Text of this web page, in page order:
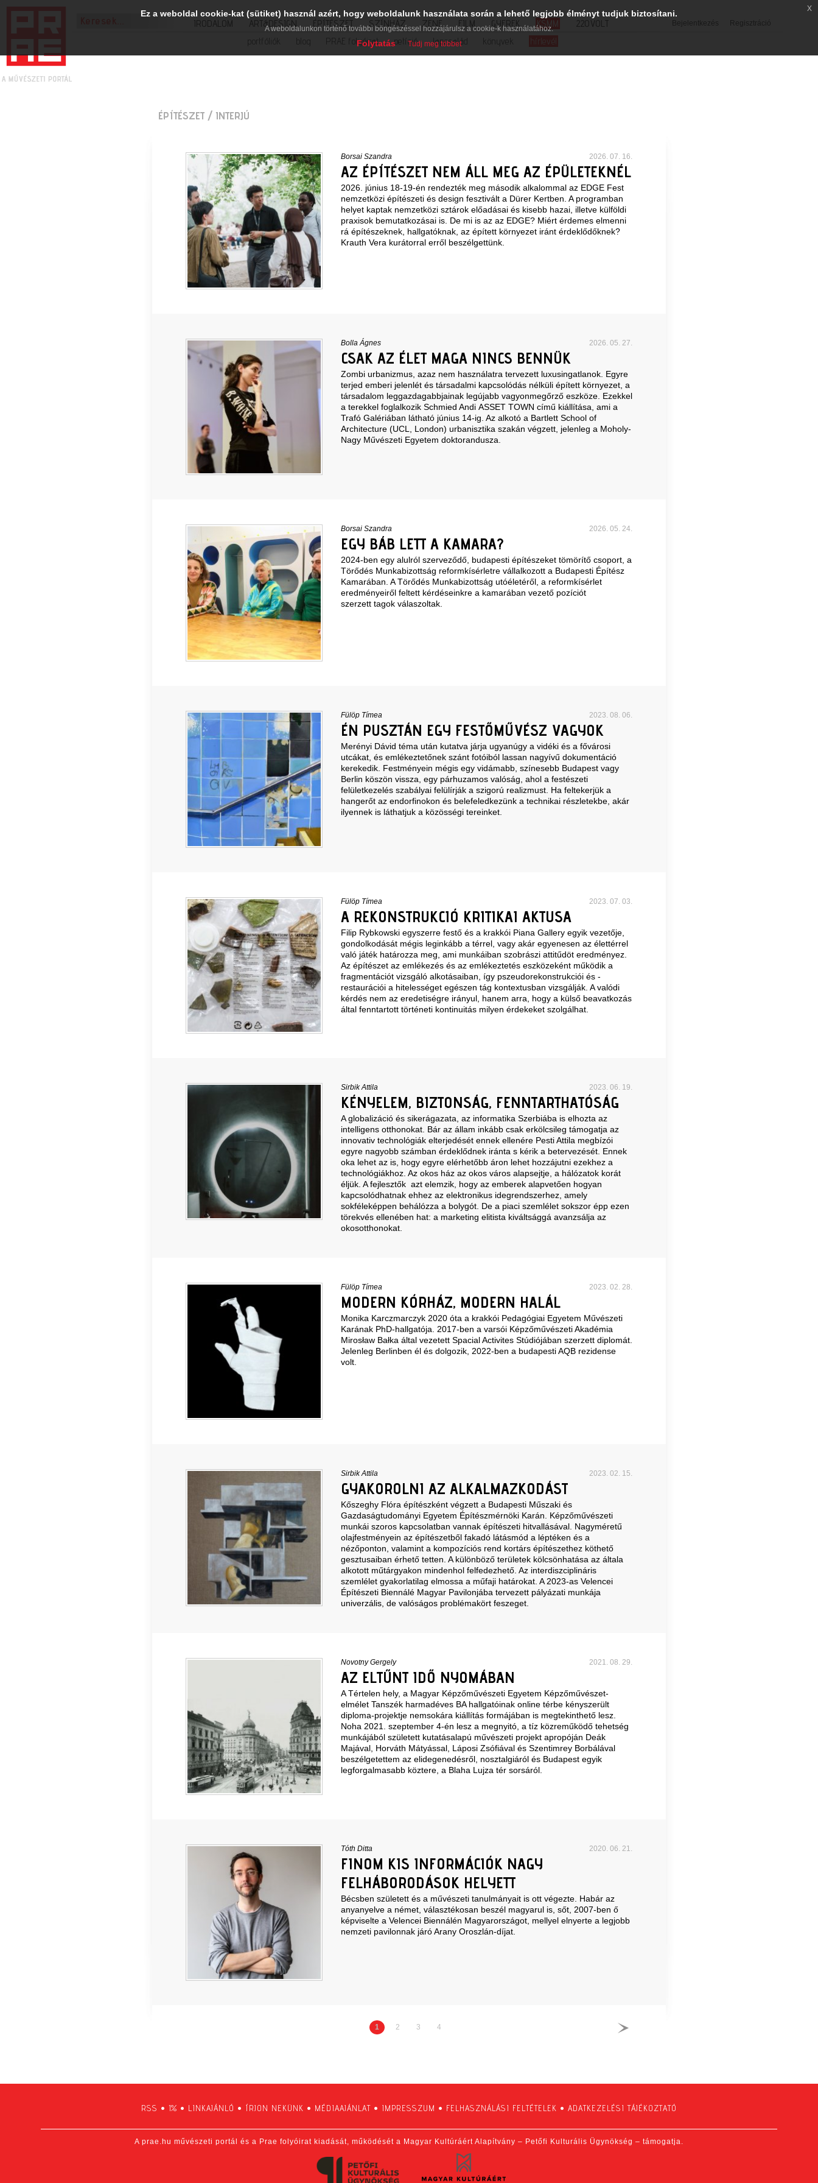
Bejelentkezés Regisztráció
IRODALOM ART&DESIGN ÉPÍTÉSZET SZÍNHÁZ ZENE FILM GYEREK KSMM
220VOLT
portfóliók
PRAE folyóirat petíció lapcsalád könyvek hírlevél
ÉPÍTÉSZET / INTERJÚ
Borsai Szandra 2026. 07. 16.
AZ ÉPÍTÉSZET NEM ÁLL MEG AZ ÉPÜLETEKNÉL
2026. június 18-19-én rendezték meg második alkalommal az EDGE Fest
nemzetközi építészeti és design fesztivált a Dürer Kertben. A programban
helyet kaptak nemzetközi sztárok előadásai és kisebb hazai, illetve külföldi
praxisok bemutatkozásai is. De mi is az az EDGE? Miért érdemes elmenni
rá építészeknek, hallgatóknak, az épített környezet iránt érdeklődőknek?
Krauth Vera kurátorral erről beszélgettünk.
Bolla Ágnes 2026. 05. 27.
CSAK AZ ÉLET MAGA NINCS BENNÜK
Zombi urbanizmus, azaz nem használatra tervezett luxusingatlanok. Egyre
terjed emberi jelenlét és társadalmi kapcsolódás nélküli épített környezet, a
társadalom leggazdagabbjainak legújabb vagyonmegőrző eszköze. Ezekkel
a terekkel foglalkozik Schmied Andi ASSET TOWN című kiállítása, ami a
Trafó Galériában látható június 14-ig. Az alkotó a Bartlett School of
Architecture (UCL, London) urbanisztika szakán végzett, jelenleg a Moholy-
Nagy Művészeti Egyetem doktorandusza.
Borsai Szandra 2026. 05. 24.
EGY BÁB LETT A KAMARA?
2024-ben egy alulról szerveződő, budapesti építészeket tömörítő csoport, a
Törődés Munkabizottság reformkísérletre vállalkozott a Budapesti Építész
Kamarában. A Törődés Munkabizottság utóéletéről, a reformkísérlet
eredményeiről feltett kérdéseinkre a kamarában vezető pozíciót
szerzett tagok válaszoltak.
Fülöp Tímea 2023. 08. 06.
ÉN PUSZTÁN EGY FESTŐMŰVÉSZ VAGYOK
Merényi Dávid téma után kutatva járja ugyanúgy a vidéki és a fővárosi
utcákat, és emlékeztetőnek szánt fotóiból lassan nagyívű dokumentáció
kerekedik. Festményein mégis egy vidámabb, színesebb Budapest vagy
Berlin köszön vissza, egy párhuzamos valóság, ahol a festészeti
felületkezelés szabályai felülírják a szigorú realizmust. Ha feltekerjük a
hangerőt az endorfinokon és belefeledkezünk a technikai részletekbe, akár
ilyennek is láthatjuk a közösségi tereinket.
Fülöp Tímea 2023. 07. 03.
A REKONSTRUKCIÓ KRITIKAI AKTUSA
Filip Rybkowski egyszerre festő és a krakkói Piana Gallery egyik vezetője,
gondolkodását mégis leginkább a térrel, vagy akár egyenesen az élettérrel
való játék határozza meg, ami munkáiban szobrászi attitűdöt eredményez.
Az építészet az emlékezés és az emlékeztetés eszközeként működik a
fragmentációt vizsgáló alkotásaiban, így pszeudorekonstrukciói és -
restaurációi a hitelességet egészen tág kontextusban vizsgálják. A valódi
kérdés nem az eredetiségre irányul, hanem arra, hogy a külső beavatkozás
által fenntartott történeti kontinuitás milyen érdekeket szolgálhat.
Sirbik Attila 2023. 06. 19.
KÉNYELEM, BIZTONSÁG, FENNTARTHATÓSÁG
A globalizáció és sikerágazata, az informatika Szerbiába is elhozta az
intelligens otthonokat. Bár az állam inkább csak erkölcsileg támogatja az
innovativ technológiák elterjedését ennek ellenére Pesti Attila megbízói
egyre nagyobb számban érdeklődnek iránta s kérik a betervezését. Ennek
oka lehet az is, hogy egyre elérhetőbb áron lehet hozzájutni ezekhez a
technológiákhoz. Az okos ház az okos város alapsejtje, a hálózatok korát
éljük. A fejlesztők azt elemzik, hogy az emberek alapvetően hogyan
kapcsolódhatnak ehhez az elektronikus idegrendszerhez, amely
sokféleképpen behálózza a bolygót. De a piaci szemlélet sokszor épp ezen
törekvés ellenében hat: a marketing elitista kiváltsággá avanzsálja az
okosotthonokat.
Fülöp Tímea 2023. 02. 28.
MODERN KÓRHÁZ, MODERN HALÁL
Monika Karczmarczyk 2020 óta a krakkói Pedagógiai Egyetem Művészeti
Karának PhD-hallgatója. 2017-ben a varsói Képzőművészeti Akadémia
Mirosław Bałka által vezetett Spacial Activites Stúdiójában szerzett diplomát.
Jelenleg Berlinben él és dolgozik, 2022-ben a budapesti AQB rezidense
volt.
Sirbik Attila 2023. 02. 15.
GYAKOROLNI AZ ALKALMAZKODÁST
Kőszeghy Flóra építészként végzett a Budapesti Műszaki és
Gazdaságtudományi Egyetem Építészmérnöki Karán. Képzőművészeti
munkái szoros kapcsolatban vannak építészeti hitvallásával. Nagyméretű
olajfestményein az építészetből fakadó látásmód a léptéken és a
nézőponton, valamint a kompozíciós rend kortárs építészethez köthető
gesztusaiban érhető tetten. A különböző területek kölcsönhatása az általa
alkotott műtárgyakon mindenhol felfedezhető. Az interdiszciplináris
szemlélet gyakorlatilag elmossa a műfaji határokat. A 2023-as Velencei
Építészeti Biennálé Magyar Pavilonjába tervezett pályázati munkája
univerzális, de valóságos problémakört feszeget.
Novotny Gergely 2021. 08. 29.
AZ ELTŰNT IDŐ NYOMÁBAN
A Tértelen hely, a Magyar Képzőművészeti Egyetem Képzőművészet-
elmélet Tanszék harmadéves BA hallgatóinak online térbe kényszerült
diploma-projektje nemsokára kiállítás formájában is megtekinthető lesz.
Noha 2021. szeptember 4-én lesz a megnyitó, a tíz közreműködő tehetség
munkájából született kutatásalapú művészeti projekt apropóján Deák
Majával, Horváth Mátyással, Láposi Zsófiával és Szentimrey Borbálával
beszélgetettem az elidegenedésről, nosztalgiáról és Budapest egyik
legforgalmasabb köztere, a Blaha Lujza tér sorsáról.
Tóth Ditta 2020. 06. 21.
FINOM KIS INFORMÁCIÓK NAGY
FELHÁBORODÁSOK HELYETT
Bécsben született és a művészeti tanulmányait is ott végezte. Habár az
anyanyelve a német, választékosan beszél magyarul is, sőt, 2007-ben ő
képviselte a Velencei Biennálén Magyarországot, mellyel elnyerte a legjobb
nemzeti pavilonnak járó Arany Oroszlán-díjat.
1 2 3 4
RSS • 1% • LINKAJÁNLÓ • ÍRJON NEKÜNK • MÉDIAAJÁNLAT • IMPRESSZUM • FELHASZNÁLÁSI FELTÉTELEK • ADATKEZELÉSI TÁJÉKOZTATÓ
A prae.hu művészeti portál és a Prae folyóirat kiadását, működését a Magyar Kultúráért Alapítvány – Petőfi Kulturális Ügynökség – támogatja.
Ez a weboldal cookie-kat (sütiket) használ azért, hogy weboldalunk használata során a lehető legjobb élményt tudjuk biztosítani.
A weboldalunkon történő további böngészéssel hozzájárulsz a cookie-k használatához.
Folytatás Tudj meg többet
x